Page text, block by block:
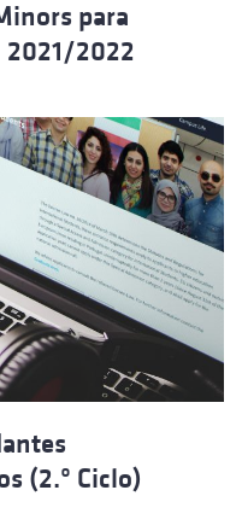
para
2021/2022
(2.º Ciclo)